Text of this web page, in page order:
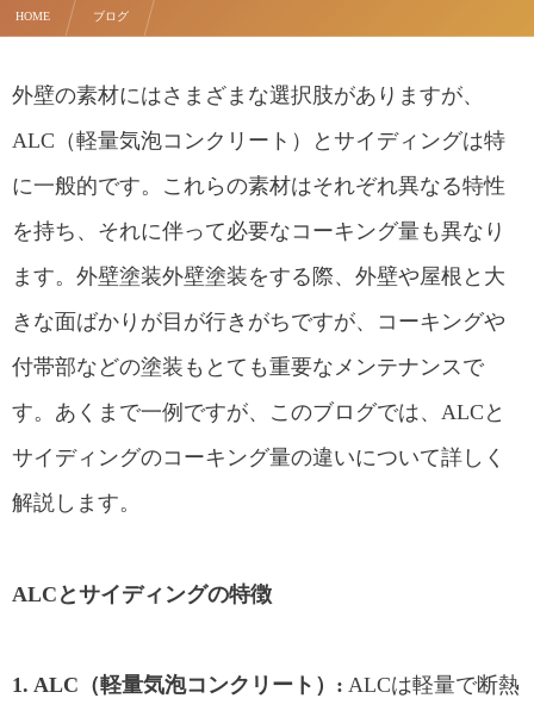
HOME ブログ
外壁の素材にはさまざまな選択肢がありますが、
ALC（軽量気泡コンクリート）とサイディングは特
に一般的です。これらの素材はそれぞれ異なる特性
を持ち、それに伴って必要なコーキング量も異なり
ます。外壁塗装外壁塗装をする際、外壁や屋根と大
きな面ばかりが目が行きがちですが、コーキングや
付帯部などの塗装もとても重要なメンテナンスで
す。あくまで一例ですが、このブログでは、ALCと
サイディングのコーキング量の違いについて詳しく
解説します。
ALCとサイディングの特徴
1. ALC（軽量気泡コンクリート）: ALCは軽量で断熱